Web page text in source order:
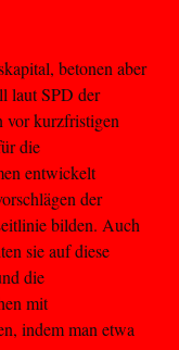
betonen aber
laut SPD der
vor kurzfristigen
die
entwickelt
der
bilden. Auch
sie auf diese
die
mit
indem man etwa